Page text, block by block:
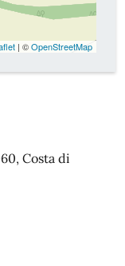
| ©OpenStreetMap
Costa di